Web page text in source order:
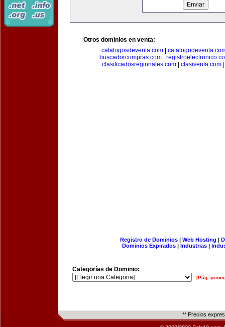
Otros dominios en venta:
catalogosdeventa.com
buscadorcompras.com
clasificadosregionales.com| clasiventa.com
Registro de Dominios| Web Hosting |
Dominios Expirados | Industrias |
Categorías de Dominio:
[Pág.
** Precios